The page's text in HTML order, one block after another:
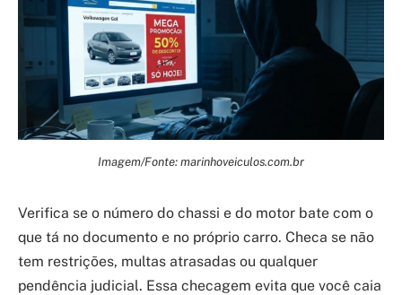
Imagem/Fonte: marinhoveiculos.com.br
Verifica se o número do chassi e do motor bate com o
que tá no documento e no próprio carro. Checa se não
tem restrições, multas atrasadas ou qualquer
pendência judicial. Essa checagem evita que você caia